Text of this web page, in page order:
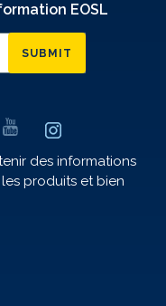
EOSL
SUBMIT
des informations
produits et bien